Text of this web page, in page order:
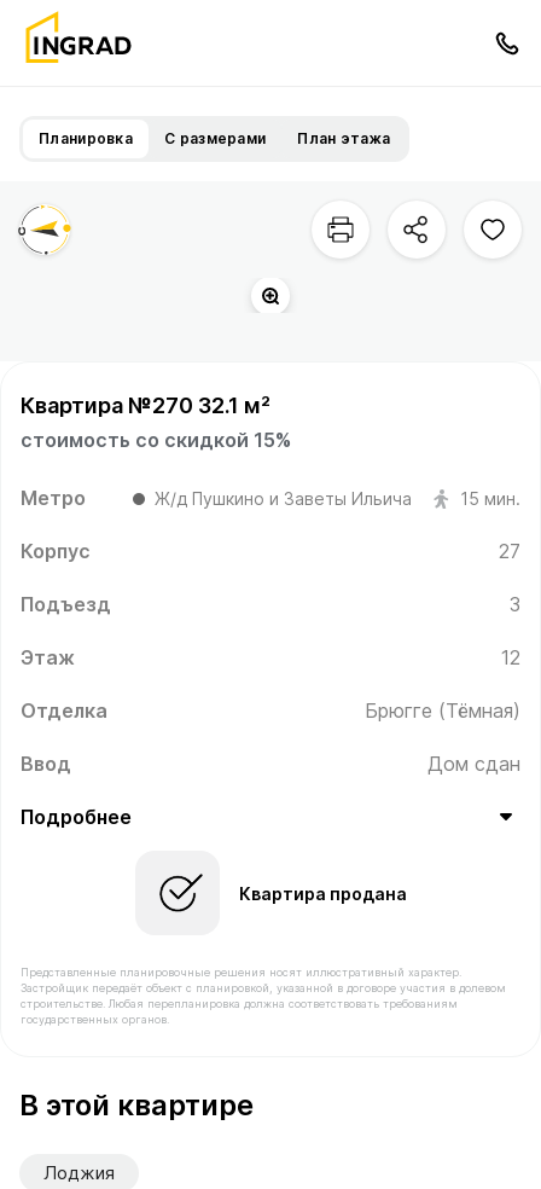
Планировка С размерами План этажа
Квартира №270 32.1 м²
стоимость со скидкой 15%
Метро Ж/д Пушкино и Заветы Ильича 15 мин.
Корпус 27
Подъезд 3
Этаж 12
Отделка Брюгге (Тёмная)
Ввод Дом сдан
Подробнее
Квартира продана
Представленные планировочные решения носят иллюстративный характер.
Застройщик передаёт объект с планировкой, указанной в договоре участия в долевом
строительстве. Любая перепланировка должна соответствовать требованиям
государственных органов.
В этой квартире
Лоджия